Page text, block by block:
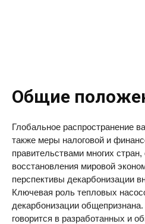
Общие
Глобальное распространение
также меры налоговой и
правительствами многих
восстановления мировой
перспективы декарбонизации
Ключевая роль тепловых
декарбонизации
говорится в разработанных и